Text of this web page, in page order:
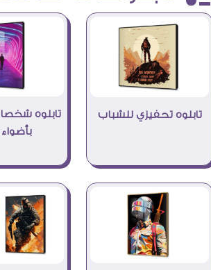
تابلوه تحفيزي للشباب
تابلوه